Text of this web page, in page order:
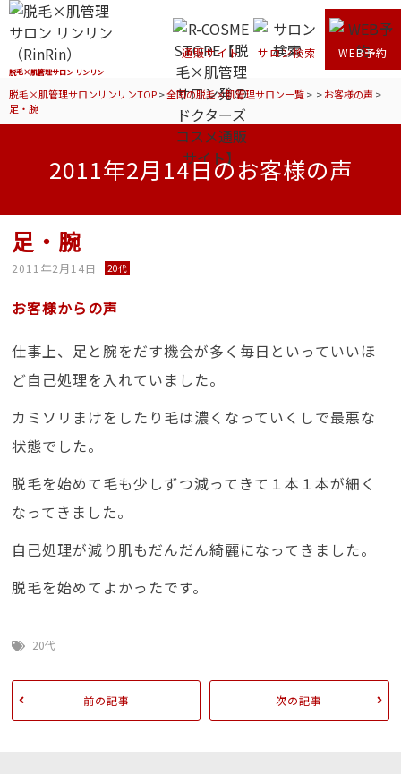
脱毛×肌管理サロン リンリン
通販サイト サロン検索 WEB予約
脱毛×肌管理サロンリンリンTOP>全国の脱毛×肌管理サロン一覧> >お客様の声 >
足・腕
2011年2月14日のお客様の声
足・腕
2011年2月14日 20代
お客様からの声
仕事上、足と腕をだす機会が多く毎日といっていいほ
ど自己処理を入れていました。
カミソリまけをしたり毛は濃くなっていくしで最悪な
状態でした。
脱毛を始めて毛も少しずつ減ってきて１本１本が細く
なってきました。
自己処理が減り肌もだんだん綺麗になってきました。
脱毛を始めてよかったです。
20代
前の記事 次の記事